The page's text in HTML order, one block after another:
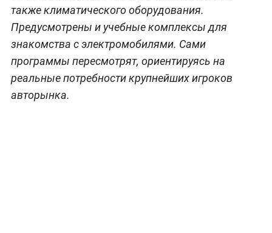
также климатического оборудования.
Предусмотрены и учебные комплексы для
знакомства с электромобилями. Сами
программы пересмотрят, ориентируясь на
реальные потребности крупнейших игроков
авторынка.